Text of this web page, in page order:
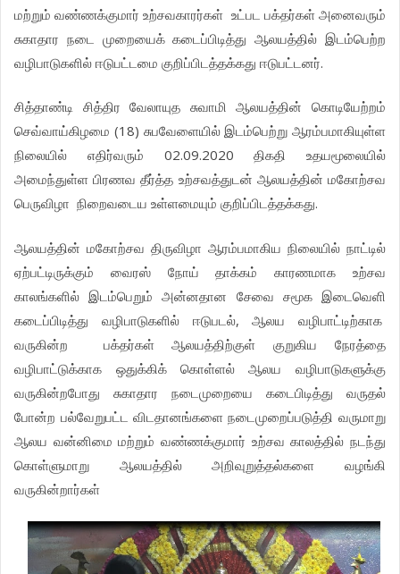
மற்றும் வண்ணக்குமார் உற்சவகாரர்கள் உட்பட பக்தர்கள் அனைவரும்
சுகாதார நடை முறையைக் கடைப்பிடித்து ஆலயத்தில் இடம்பெற்ற
வழிபாடுகளில் ஈடுபட்டமை குறிப்பிடத்தக்கது ஈடுபட்டனர்.
சித்தாண்டி சித்திர வேலாயுத சுவாமி ஆலயத்தின் கொடியேற்றம்
செவ்வாய்கிழமை (18) சுபவேளையில் இடம்பெற்று ஆரம்பமாகியுள்ள
நிலையில் எதிர்வரும் 02.09.2020 திகதி உதயமூலையில்
அமைந்துள்ள பிரணவ தீர்த்த உற்சவத்துடன் ஆலயத்தின் மகோற்சவ
பெருவிழா நிறைவடைய உள்ளமையும் குறிப்பிடத்தக்கது.
ஆலயத்தின் மகோற்சவ திருவிழா ஆரம்பமாகிய நிலையில் நாட்டில்
ஏற்பட்டிருக்கும் வைரஸ் நோய் தாக்கம் காரணமாக உற்சவ
காலங்களில் இடம்பெறும் அன்னதான சேவை சமூக இடைவெளி
கடைப்பிடித்து வழிபாடுகளில் ஈடுபடல், ஆலய வழிபாட்டிற்காக
வருகின்ற பக்தர்கள் ஆலயத்திற்குள் குறுகிய நேரத்தை
வழிபாட்டுக்காக ஒதுக்கிக் கொள்ளல் ஆலய வழிபாடுகளுக்கு
வருகின்றபோது சுகாதார நடைமுறையை கடைபிடித்து வருதல்
போன்ற பல்வேறுபட்ட விடதானங்களை நடைமுறைப்படுத்தி வருமாறு
ஆலய வன்னிமை மற்றும் வண்ணக்குமார் உற்சவ காலத்தில் நடந்து
கொள்ளுமாறு ஆலயத்தில் அறிவுறுத்தல்களை வழங்கி
வருகின்றார்கள்